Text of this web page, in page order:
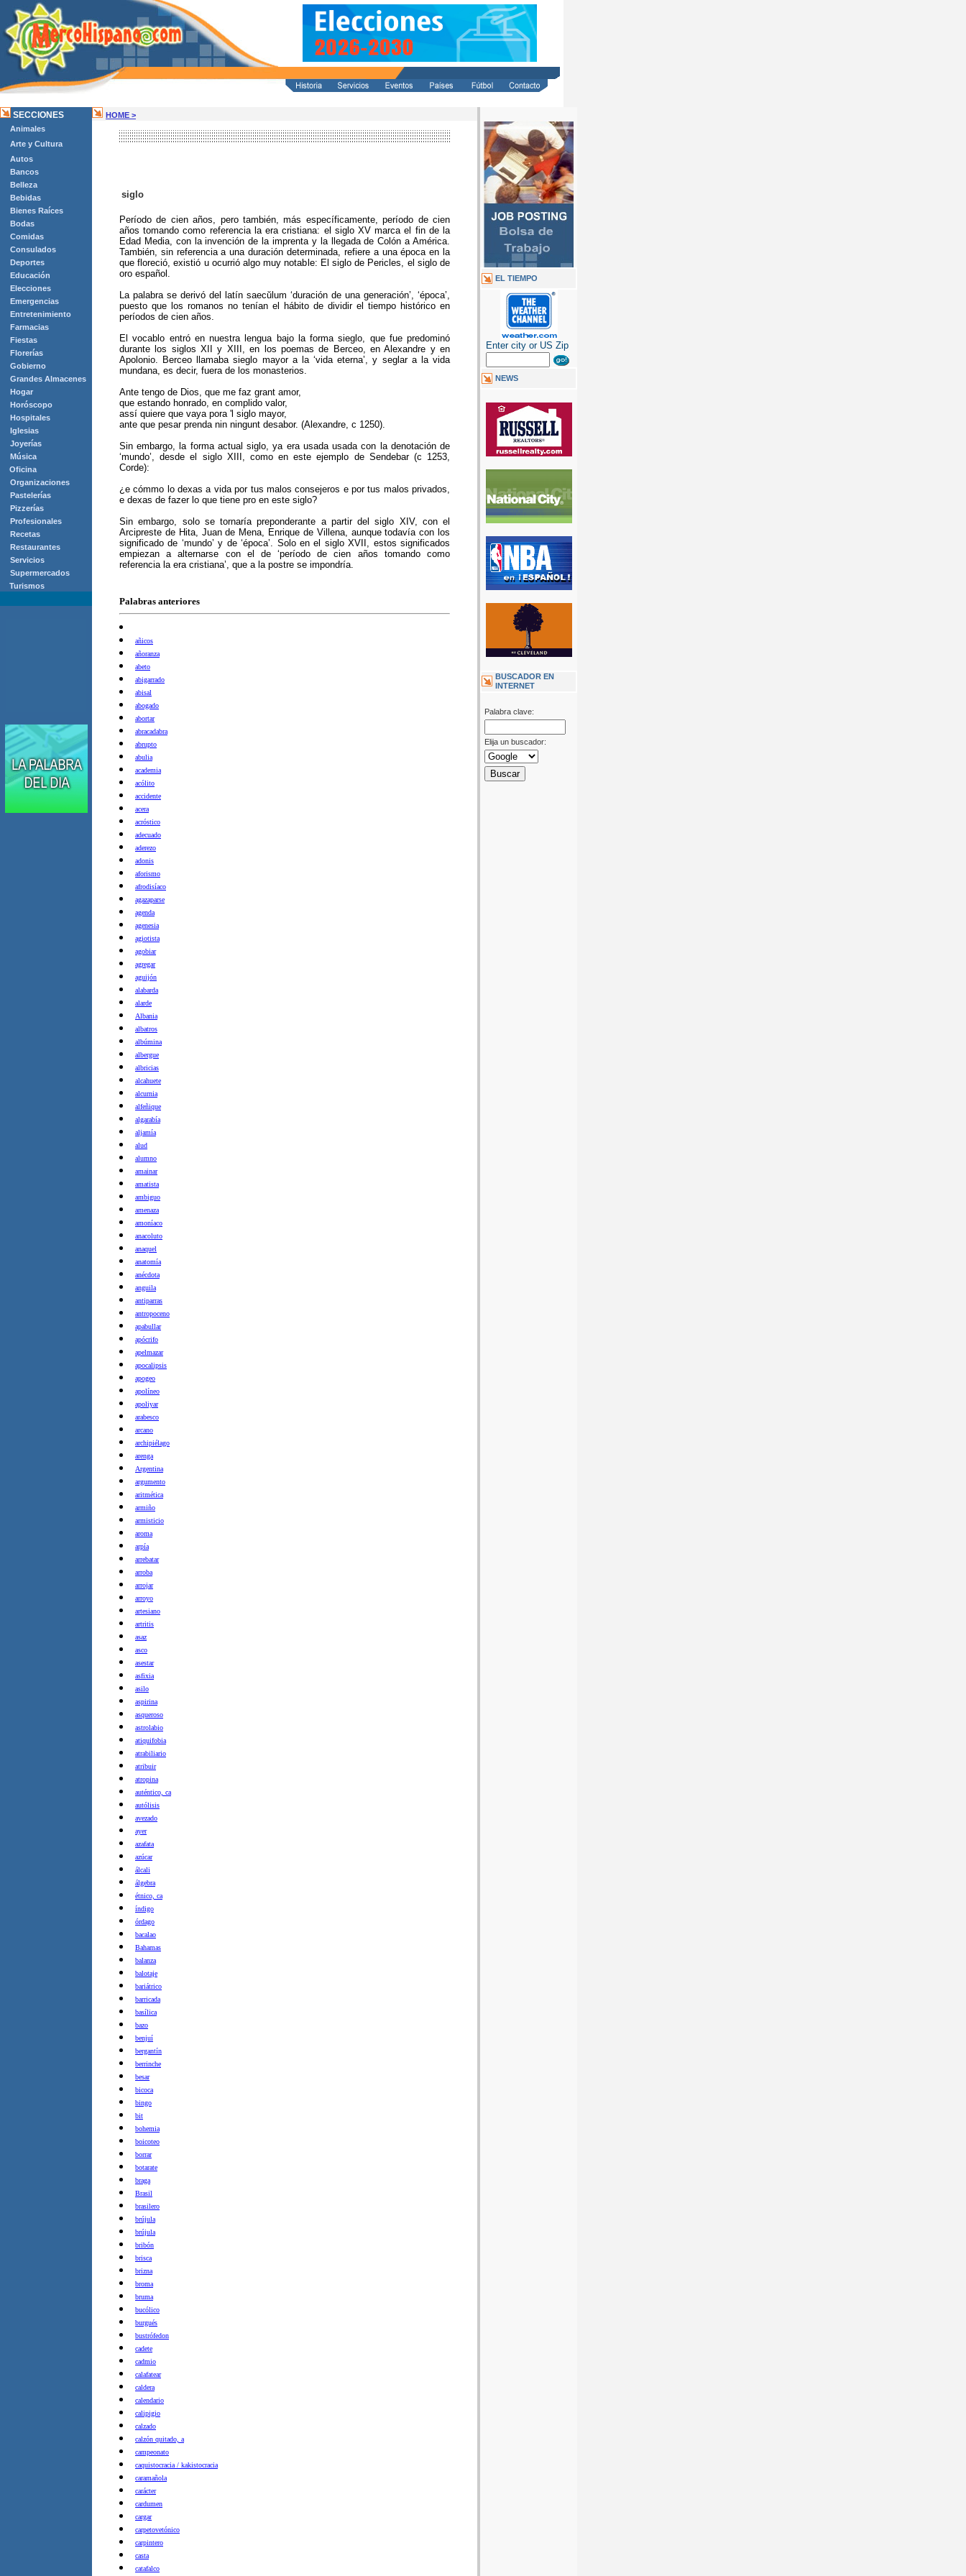
SECCIONES
Animales
Arte y Cultura
Autos
Bancos
Belleza
Bebidas
Bienes Raíces
Bodas
Comidas
Consulados
Deportes
Educación
Elecciones
Emergencias
Entretenimiento
Farmacias
Fiestas
Florerías
Gobierno
Grandes Almacenes
Hogar
Horóscopo
Hospitales
Iglesias
Joyerías
Música
Oficina
Organizaciones
Pastelerías
Pizzerías
Profesionales
Recetas
Restaurantes
Servicios
Supermercados
Turismos
HOME >
siglo
Período de cien años, pero también, más específicamente, período de cien
años tomando como referencia la era cristiana: el siglo XV marca el fin de la
Edad Media, con la invención de la imprenta y la llegada de Colón a América.
También, sin referencia a una duración determinada, refiere a una época en la
que floreció, existió u ocurrió algo muy notable: El siglo de Pericles, el siglo de
oro español.
La palabra se derivó del latín saecŭlum ‘duración de una generación’, ‘época’,
puesto que los romanos no tenían el hábito de dividir el tiempo histórico en
períodos de cien años.
El vocablo entró en nuestra lengua bajo la forma sieglo, que fue predominó
durante los siglos XII y XIII, en los poemas de Berceo, en Alexandre y en
Apolonio. Berceo llamaba sieglo mayor a la ‘vida eterna’, y seglar a la vida
mundana, es decir, fuera de los monasterios.
Ante tengo de Dios, que me faz grant amor,
que estando honrado, en complido valor,
assí quiere que vaya pora 'l siglo mayor,
ante que pesar prenda nin ningunt desabor. (Alexandre, c 1250).
Sin embargo, la forma actual siglo, ya era usada usada con la denotación de
‘mundo’, desde el siglo XIII, como en este ejemplo de Sendebar (c 1253,
Corde):
¿e cómmo lo dexas a vida por tus malos consejeros e por tus malos privados,
e dexas de fazer lo que tiene pro en este siglo?
Sin embargo, solo se tornaría preponderante a partir del siglo XIV, con el
Arcipreste de Hita, Juan de Mena, Enrique de Villena, aunque todavía con los
significado de ‘mundo’ y de ‘época’. Solo en el siglo XVII, estos significados
empiezan a alternarse con el de ‘período de cien años tomando como
referencia la era cristiana’, que a la postre se impondría.
Palabras anteriores
añicos
añoranza
abeto
abigarrado
abisal
abogado
abortar
abracadabra
abrupto
abulia
academia
acólito
accidente
acera
acróstico
adecuado
aderezo
adonis
aforismo
afrodisíaco
agazaparse
agenda
agenesia
agiotista
agobiar
agregar
aguijón
alabarda
alarde
Albania
albatros
albúmina
albergue
albricias
alcahuete
alcurnia
alfeñique
algarabía
aljamía
alud
alumno
amainar
amatista
ambiguo
amenaza
amoníaco
anacoluto
anaquel
anatomía
anécdota
anguila
antiparras
antropoceno
apabullar
apócrifo
apelmazar
apocalipsis
apogeo
apolíneo
apoliyar
arabesco
arcano
archipiélago
arenga
Argentina
argumento
aritmética
armiño
armisticio
aroma
arpía
arrebatar
arroba
arrojar
arroyo
artesiano
artritis
asaz
asco
asestar
asfixia
asilo
aspirina
asqueroso
astrolabio
atiquifobia
atrabiliario
atribuir
atropina
auténtico, ca
autólisis
avezado
ayer
azafata
azúcar
álcali
álgebra
étnico, ca
índigo
órdago
bacalao
Bahamas
balanza
balotaje
bariátrico
barricada
basílica
bazo
benjuí
bergantín
berrinche
besar
bicoca
bingo
bit
bohemia
boicoteo
borrar
botarate
braga
Brasil
brasilero
brújula
brújula
bribón
brisca
brizna
broma
bruma
bucólico
burgués
bustrófedon
cadete
cadmio
calafatear
caldera
calendario
calipigio
calzado
calzón quitado, a
campeonato
caquistocracia / kakistocracia
caramañola
carácter
cardumen
cargar
carpetovetónico
carpintero
casta
catafalco
EL TIEMPO
Enter city or US Zip
NEWS
BUSCADOR EN
INTERNET
Palabra clave:
Elija un buscador: